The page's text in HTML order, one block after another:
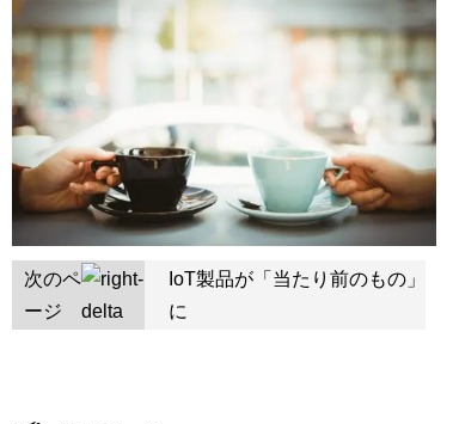
次のペ
ージ
IoT製品が「当たり前のもの」
に